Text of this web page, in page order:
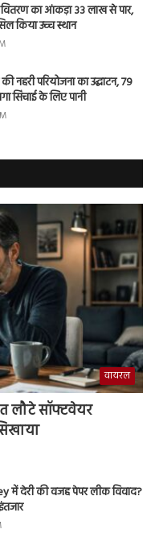
वितरण का आंकड़ा 33 लाख से पार,
किया उच्च स्थान
नहरी परियोजना का उद्घाटन, 79
सिंचाई के लिए पानी
वायरल
लौटे सॉफ्टवेयर
में देरी की वजह पेपर लीक विवाद?